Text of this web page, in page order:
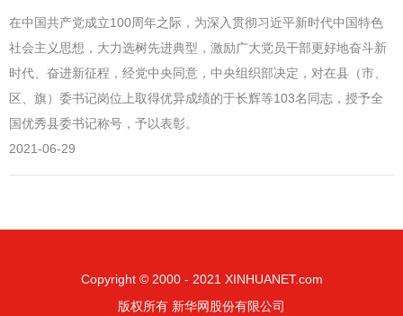
在中国共产党成立100周年之际，为深入贯彻习近平新时代中国特色
社会主义思想，大力选树先进典型，激励广大党员干部更好地奋斗新
时代、奋进新征程，经党中央同意，中央组织部决定，对在县（市、
区、旗）委书记岗位上取得优异成绩的于长辉等103名同志，授予全
国优秀县委书记称号，予以表彰。
2021-06-29
Copyright © 2000 - 2021 XINHUANET.com
版权所有 新华网股份有限公司